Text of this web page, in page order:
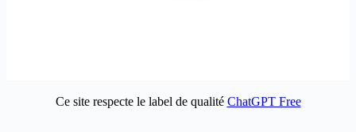
Ce site respecte le label de qualité ChatGPT Free